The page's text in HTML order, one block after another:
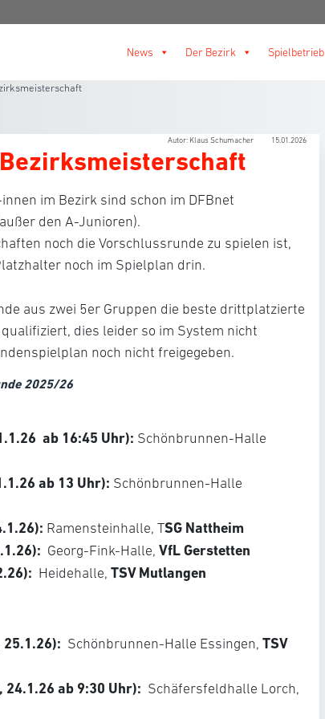
News Der Bezirk Spielbetrieb
Autor: Klaus Schumacher 15.01.2026
im Bezirk sind schon im DFBnet
den A-Junioren).
noch die Vorschlussrunde zu spielen ist,
noch im Spielplan drin.
aus zwei 5er Gruppen die beste drittplatzierte
dies leider so im System nicht
noch nicht freigegeben.
2025/26
ab 16:45 Uhr): Schönbrunnen-Halle
ab 13 Uhr): Schönbrunnen-Halle
Ramensteinhalle, TSG Nattheim
Georg-Fink-Halle, VfL Gerstetten
Heidehalle, TSV Mutlangen
Schönbrunnen-Halle Essingen, TSV
24.1.26 ab 9:30 Uhr): Schäfersfeldhalle Lorch,